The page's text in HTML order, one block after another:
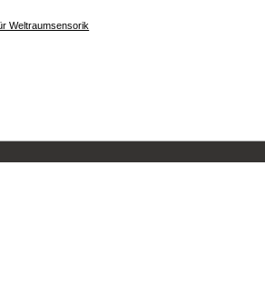
Weltraumsensorik